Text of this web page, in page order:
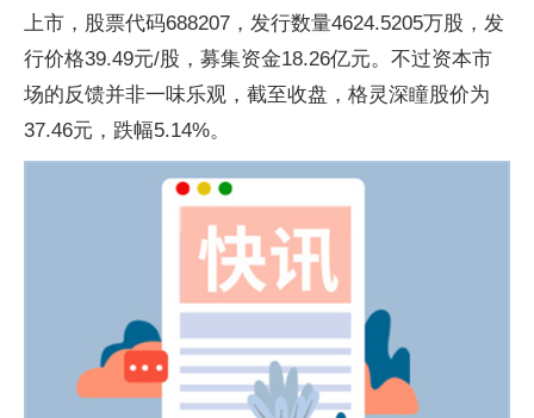
上市， 股票代码688207，发行数量4624.5205万股，发
行价格39.49元/股，募集资金18.26亿元。不过资本市
场的反馈并非一味乐观，截至收盘，格灵深瞳股价为
37.46元，跌幅5.14%。